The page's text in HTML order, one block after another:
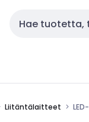
Haku
Liitäntälaitteet